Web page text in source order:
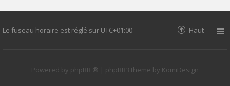
Le fuseau horaire est réglé sur UTC+01:00 Haut
Powered by phpBB ® | phpBB3 theme by KomiDesign